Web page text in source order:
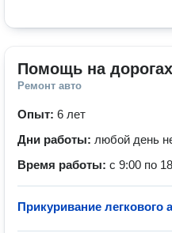
Помощь на дорогах
Ремонт авто
Опыт: 6 лет
Дни работы: любой день
Время работы: с 9:00 по
Прикуривание легкового